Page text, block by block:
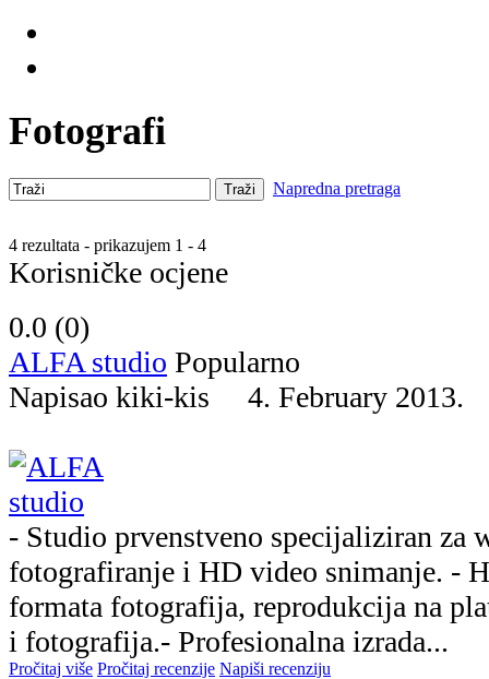
Fotografi
Traži Napredna pretraga
4 rezultata - prikazujem 1 - 4
Korisničke ocjene
0.0 (0)
ALFA studio Popularno
Napisao kiki-kis 4. February
- Studio prvenstveno specijaliziran za
fotografiranje i HD video snimanje. -
formata fotografija, reprodukcija na
i fotografija.- Profesionalna izrada...
Pročitaj više Pročitaj recenzije Napiši recenziju